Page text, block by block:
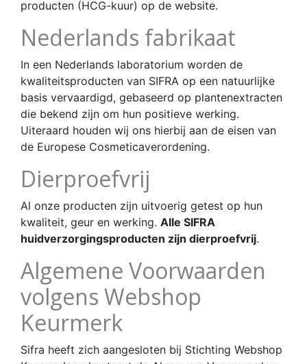
producten (HCG-kuur) op de website.
Nederlands fabrikaat
In een Nederlands laboratorium worden de
kwaliteitsproducten van SIFRA op een natuurlijke
basis vervaardigd, gebaseerd op plantenextracten
die bekend zijn om hun positieve werking.
Uiteraard houden wij ons hierbij aan de eisen van
de Europese Cosmeticaverordening.
Dierproefvrij
Al onze producten zijn uitvoerig getest op hun
kwaliteit, geur en werking. Alle SIFRA
huidverzorgingsproducten zijn dierproefvrij.
Algemene Voorwaarden
volgens Webshop
Keurmerk
Sifra heeft zich aangesloten bij Stichting Webshop